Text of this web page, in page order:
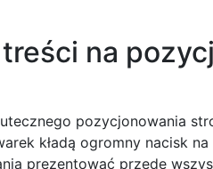
na
pozycjonowania
kładą ogromny nacisk
prezentować przede